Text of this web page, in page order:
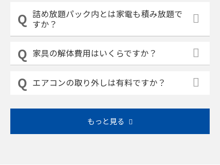
詰め放題パック内とは家電も積み放題で
すか？
家具の解体費用はいくらですか？
エアコンの取り外しは有料ですか？
もっと見る